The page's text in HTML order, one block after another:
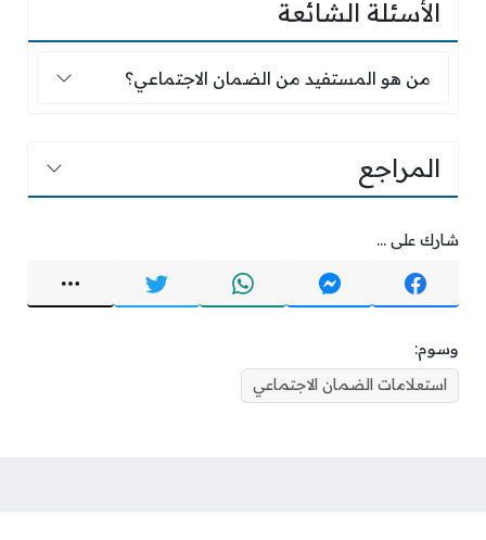
الأسئلة الشائعة
من هو المستفيد من الضمان الاجتماعي؟
من هو المستفيد من الضمان الاجتماعي؟
المراجع
شارك على ...
وسوم:
استعلامات الضمان الاجتماعي